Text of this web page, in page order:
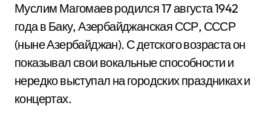
Муслим Магомаев родился 17 августа 1942
года в Баку, Азербайджанская ССР, СССР
(ныне Азербайджан). С детского возраста он
показывал свои вокальные способности и
нередко выступал на городских праздниках и
концертах.